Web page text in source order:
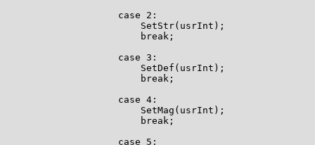
                    case 2:
                        SetStr(usrInt);
                        break;
                    case 3:
                        SetDef(usrInt);
                        break;
                    case 4:
                        SetMag(usrInt);
                        break;
                    case 5: